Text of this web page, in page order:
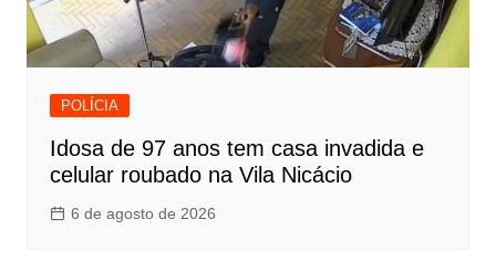
POLÍCIA
Idosa de 97 anos tem casa invadida e
celular roubado na Vila Nicácio
6 de agosto de 2026